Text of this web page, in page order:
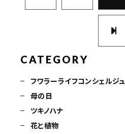
CATEGORY
フワラーライフコンシェルジュ
母の日
ツキノハナ
花と植物